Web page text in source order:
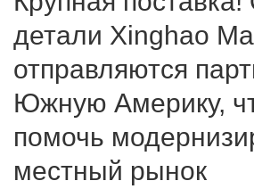
партиями в Южную Америку, чтобы
местный рынок коммерческих
детали Xinghao
отправляются
Южную Америку,
помочь
местный рынок